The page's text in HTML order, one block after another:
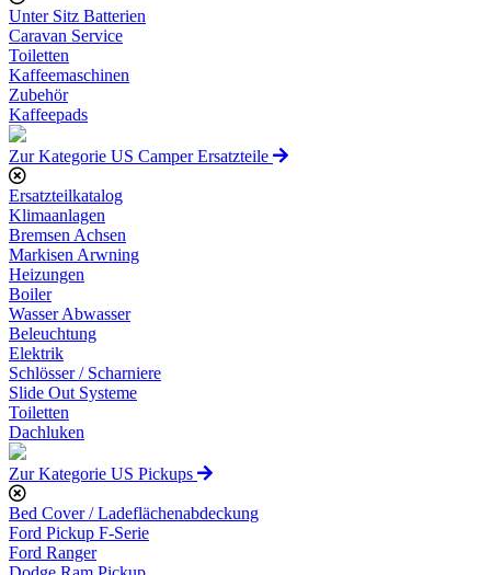
Unter Sitz Batterien
Caravan Service
Toiletten
Kaffeemaschinen
Zubehör
Kaffeepads
Zur Kategorie US Camper Ersatzteile
Ersatzteilkatalog
Klimaanlagen
Bremsen Achsen
Markisen Arwning
Heizungen
Boiler
Wasser Abwasser
Beleuchtung
Elektrik
Schlösser / Scharniere
Slide Out Systeme
Toiletten
Dachluken
Zur Kategorie US Pickups
Bed Cover / Ladeflächenabdeckung
Ford Pickup F-Serie
Ford Ranger